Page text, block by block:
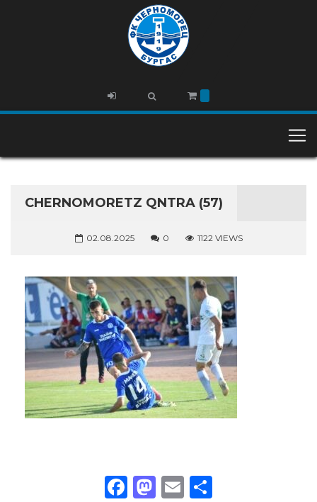
CHERNOMORETZ QNTRA (57)
02.08.2025 0 1122 VIEWS
Facebook
Mastodon
Email